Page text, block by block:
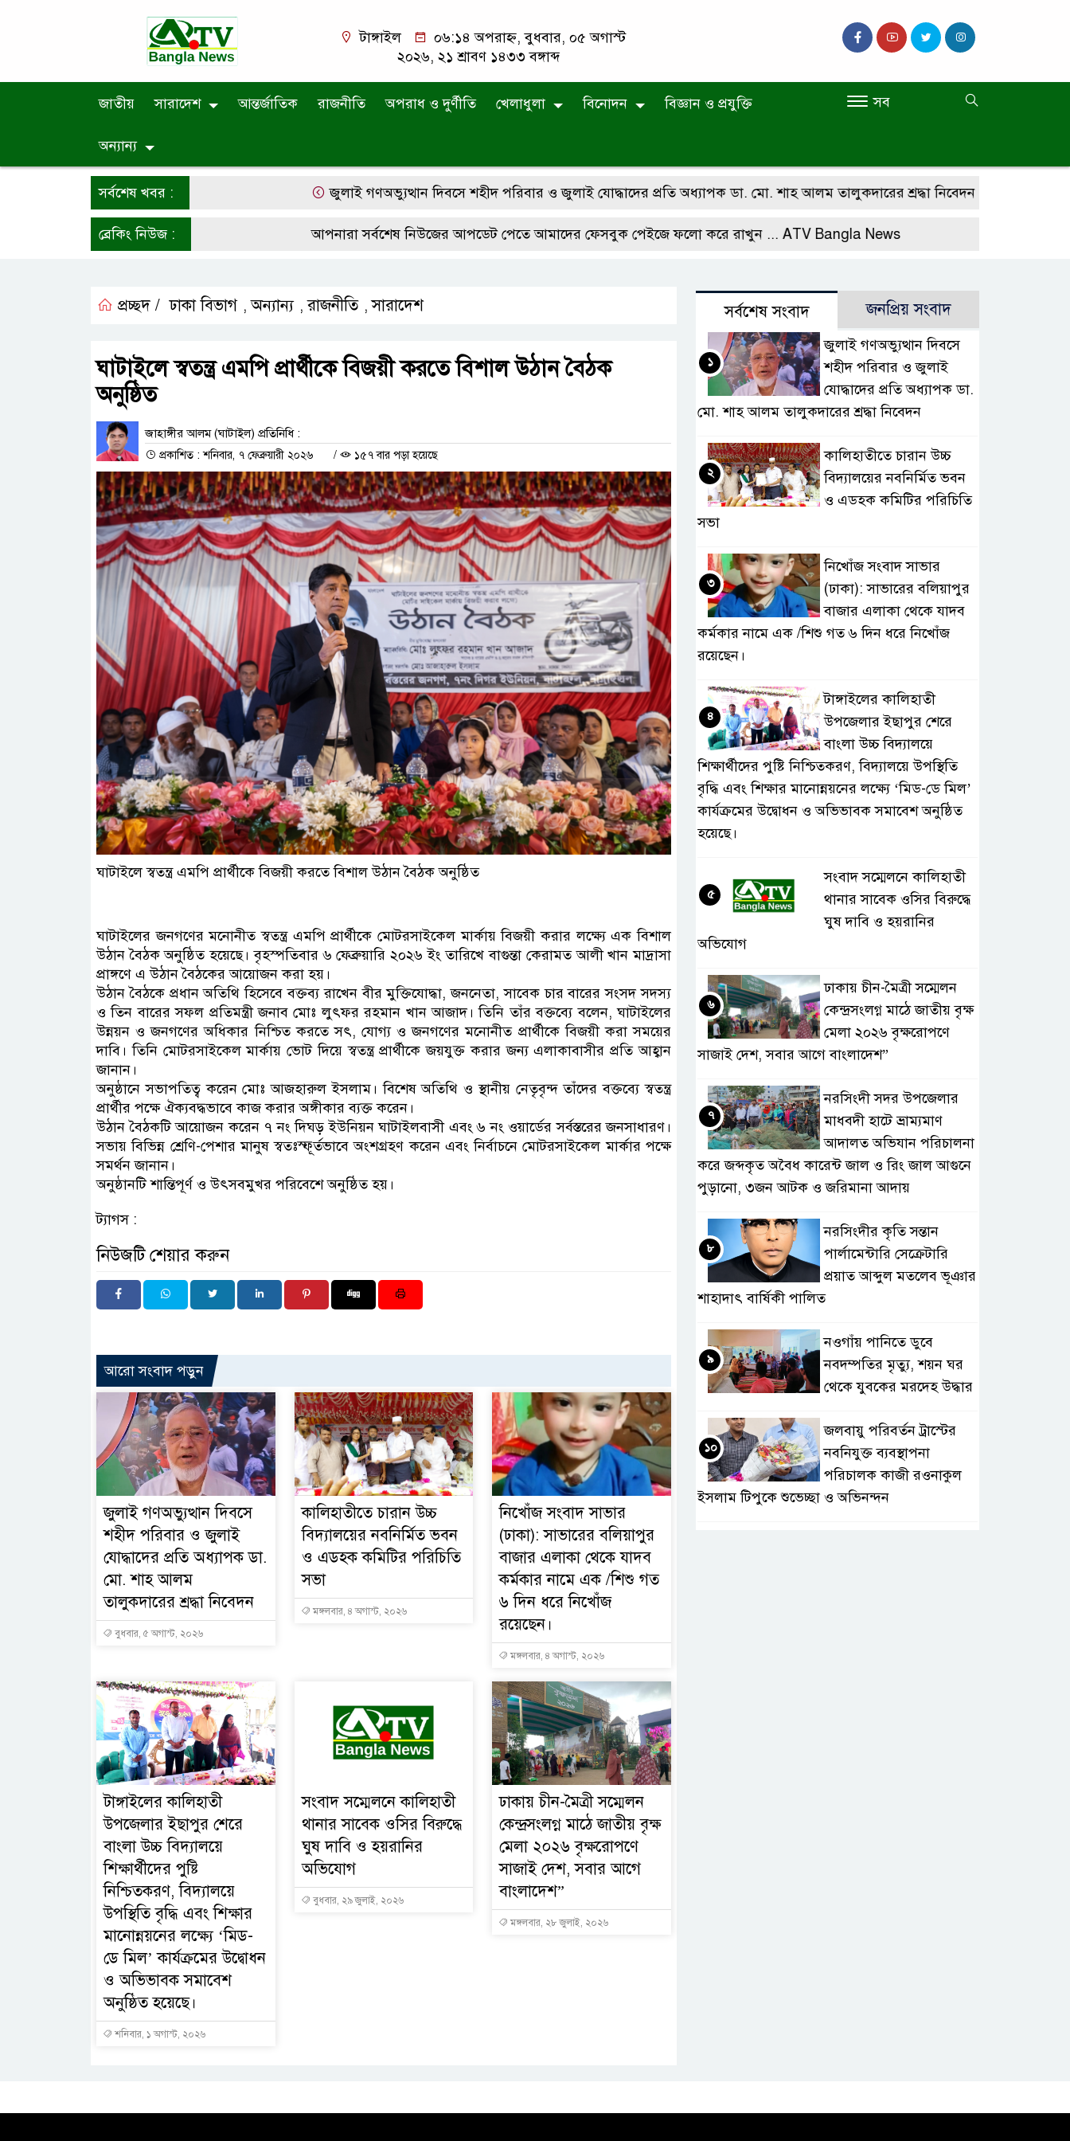
টাঙ্গাইল
০৬:১৪ অপরাহ্ন, বুধবার, ০৫ অগাস্ট
২০২৬, ২১ শ্রাবণ ১৪৩৩ বঙ্গাব্দ
জাতীয় সারাদেশ আন্তর্জাতিক রাজনীতি অপরাধ ও দুর্ণীতি খেলাধুলা বিনোদন বিজ্ঞান ও প্রযুক্তি
অন্যান্য
সব
সর্বশেষ খবর : জুলাই গণঅভ্যুত্থান দিবসে শহীদ পরিবার ও জুলাই যোদ্ধাদের প্রতি অধ্যাপক ডা. মো. শাহ আলম তালুকদারের শ্রদ্ধা নিবেদন কালিহাতীতে
ব্রেকিং নিউজ : আপনারা সর্বশেষ নিউজের আপডেট পেতে আমাদের ফেসবুক পেইজে ফলো করে রাখুন ...ATV Bangla News
প্রচ্ছদ / ঢাকা বিভাগ ,অন্যান্য ,রাজনীতি ,সারাদেশ
ঘাটাইলে স্বতন্ত্র এমপি প্রার্থীকে বিজয়ী করতে বিশাল উঠান বৈঠক
অনুষ্ঠিত
জাহাঙ্গীর আলম (ঘাটাইল) প্রতিনিধি :
প্রকাশিত : শনিবার, ৭ ফেব্রুয়ারী ২০২৬ / ১৫৭ বার পড়া হয়েছে
ঘাটাইলে স্বতন্ত্র এমপি প্রার্থীকে বিজয়ী করতে বিশাল উঠান বৈঠক অনুষ্ঠিত
ঘাটাইলের জনগণের মনোনীত স্বতন্ত্র এমপি প্রার্থীকে মোটরসাইকেল মার্কায় বিজয়ী করার লক্ষ্যে এক বিশাল
উঠান বৈঠক অনুষ্ঠিত হয়েছে। বৃহস্পতিবার ৬ ফেব্রুয়ারি ২০২৬ ইং তারিখে বাগুন্তা কেরামত আলী খান মাদ্রাসা
প্রাঙ্গণে এ উঠান বৈঠকের আয়োজন করা হয়।
উঠান বৈঠকে প্রধান অতিথি হিসেবে বক্তব্য রাখেন বীর মুক্তিযোদ্ধা, জননেতা, সাবেক চার বারের সংসদ সদস্য
ও তিন বারের সফল প্রতিমন্ত্রী জনাব মোঃ লুৎফর রহমান খান আজাদ। তিনি তাঁর বক্তব্যে বলেন, ঘাটাইলের
উন্নয়ন ও জনগণের অধিকার নিশ্চিত করতে সৎ, যোগ্য ও জনগণের মনোনীত প্রার্থীকে বিজয়ী করা সময়ের
দাবি। তিনি মোটরসাইকেল মার্কায় ভোট দিয়ে স্বতন্ত্র প্রার্থীকে জয়যুক্ত করার জন্য এলাকাবাসীর প্রতি আহ্বান
জানান।
অনুষ্ঠানে সভাপতিত্ব করেন মোঃ আজহারুল ইসলাম। বিশেষ অতিথি ও স্থানীয় নেতৃবৃন্দ তাঁদের বক্তব্যে স্বতন্ত্র
প্রার্থীর পক্ষে ঐক্যবদ্ধভাবে কাজ করার অঙ্গীকার ব্যক্ত করেন।
উঠান বৈঠকটি আয়োজন করেন ৭ নং দিঘড় ইউনিয়ন ঘাটাইলবাসী এবং ৬ নং ওয়ার্ডের সর্বস্তরের জনসাধারণ।
সভায় বিভিন্ন শ্রেণি-পেশার মানুষ স্বতঃস্ফূর্তভাবে অংশগ্রহণ করেন এবং নির্বাচনে মোটরসাইকেল মার্কার পক্ষে
সমর্থন জানান।
অনুষ্ঠানটি শান্তিপূর্ণ ও উৎসবমুখর পরিবেশে অনুষ্ঠিত হয়।
ট্যাগস :
নিউজটি শেয়ার করুন
আরো সংবাদ পড়ুন
জুলাই গণঅভ্যুত্থান দিবসে
শহীদ পরিবার ও জুলাই
যোদ্ধাদের প্রতি অধ্যাপক ডা.
মো. শাহ আলম
তালুকদারের শ্রদ্ধা নিবেদন
বুধবার, ৫ অগাস্ট, ২০২৬
কালিহাতীতে চারান উচ্চ
বিদ্যালয়ের নবনির্মিত ভবন
ও এডহক কমিটির পরিচিতি
সভা
মঙ্গলবার, ৪ অগাস্ট, ২০২৬
নিখোঁজ সংবাদ সাভার
(ঢাকা): সাভারের বলিয়াপুর
বাজার এলাকা থেকে যাদব
কর্মকার নামে এক /শিশু গত
৬ দিন ধরে নিখোঁজ
রয়েছেন।
মঙ্গলবার, ৪ অগাস্ট, ২০২৬
টাঙ্গাইলের কালিহাতী
উপজেলার ইছাপুর শেরে
বাংলা উচ্চ বিদ্যালয়ে
শিক্ষার্থীদের পুষ্টি
নিশ্চিতকরণ, বিদ্যালয়ে
উপস্থিতি বৃদ্ধি এবং শিক্ষার
মানোন্নয়নের লক্ষ্যে ‘মিড-
ডে মিল’ কার্যক্রমের উদ্বোধন
ও অভিভাবক সমাবেশ
অনুষ্ঠিত হয়েছে।
শনিবার, ১ অগাস্ট, ২০২৬
সংবাদ সম্মেলনে কালিহাতী
থানার সাবেক ওসির বিরুদ্ধে
ঘুষ দাবি ও হয়রানির
অভিযোগ
বুধবার, ২৯ জুলাই, ২০২৬
ঢাকায় চীন-মৈত্রী সম্মেলন
কেন্দ্রসংলগ্ন মাঠে জাতীয় বৃক্ষ
মেলা ২০২৬ বৃক্ষরোপণে
সাজাই দেশ, সবার আগে
বাংলাদেশ”
মঙ্গলবার, ২৮ জুলাই, ২০২৬
সর্বশেষ সংবাদ জনপ্রিয় সংবাদ
জুলাই গণঅভ্যুত্থান দিবসে
শহীদ পরিবার ও জুলাই
যোদ্ধাদের প্রতি অধ্যাপক ডা.
মো. শাহ আলম তালুকদারের শ্রদ্ধা নিবেদন
১
কালিহাতীতে চারান উচ্চ
বিদ্যালয়ের নবনির্মিত ভবন
ও এডহক কমিটির পরিচিতি
সভা
২
নিখোঁজ সংবাদ সাভার
(ঢাকা): সাভারের বলিয়াপুর
বাজার এলাকা থেকে যাদব
কর্মকার নামে এক /শিশু গত ৬ দিন ধরে নিখোঁজ
রয়েছেন।
৩
টাঙ্গাইলের কালিহাতী
উপজেলার ইছাপুর শেরে
বাংলা উচ্চ বিদ্যালয়ে
শিক্ষার্থীদের পুষ্টি নিশ্চিতকরণ, বিদ্যালয়ে উপস্থিতি
বৃদ্ধি এবং শিক্ষার মানোন্নয়নের লক্ষ্যে ‘মিড-ডে মিল’
কার্যক্রমের উদ্বোধন ও অভিভাবক সমাবেশ অনুষ্ঠিত
হয়েছে।
৪
সংবাদ সম্মেলনে কালিহাতী
থানার সাবেক ওসির বিরুদ্ধে
ঘুষ দাবি ও হয়রানির
অভিযোগ
৫
ঢাকায় চীন-মৈত্রী সম্মেলন
কেন্দ্রসংলগ্ন মাঠে জাতীয় বৃক্ষ
মেলা ২০২৬ বৃক্ষরোপণে
সাজাই দেশ, সবার আগে বাংলাদেশ”
৬
নরসিংদী সদর উপজেলার
মাধবদী হাটে ভ্রাম্যমাণ
আদালত অভিযান পরিচালনা
করে জব্দকৃত অবৈধ কারেন্ট জাল ও রিং জাল আগুনে
পুড়ানো, ৩জন আটক ও জরিমানা আদায়
৭
নরসিংদীর কৃতি সন্তান
পার্লামেন্টারি সেক্রেটারি
প্রয়াত আব্দুল মতলেব ভূঞার
শাহাদাৎ বার্ষিকী পালিত
৮
নওগাঁয় পানিতে ডুবে
নবদম্পতির মৃত্যু, শয়ন ঘর
থেকে যুবকের মরদেহ উদ্ধার
৯
জলবায়ু পরিবর্তন ট্রাস্টের
নবনিযুক্ত ব্যবস্থাপনা
পরিচালক কাজী রওনাকুল
ইসলাম টিপুকে শুভেচ্ছা ও অভিনন্দন
১০